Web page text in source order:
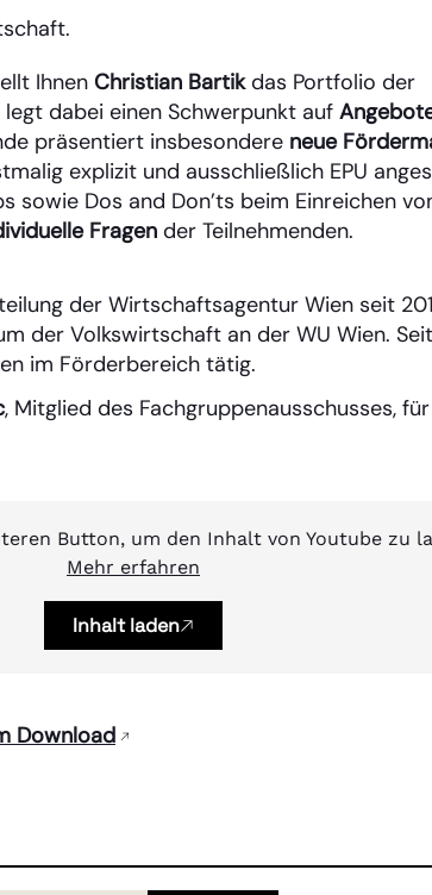
Ihnen Christian Bartikdas Portfolio der
dabei einen Schwerpunkt auf
präsentiert insbesondere neue
explizit und ausschließlich EPU
sowie Dos and Don’ts beim Einreichen
Fragen der Teilnehmenden.
der Wirtschaftsagentur Wien seit
der Volkswirtschaft an der WU Wien.
im Förderbereich tätig.
, Mitglied des Fachgruppenausschusses,
Button, um den Inhalt von Youtube zu
Mehr erfahren
Inhalt laden
Download